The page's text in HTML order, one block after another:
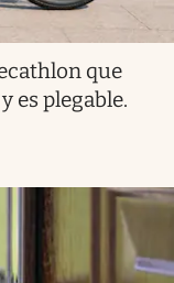
que
es plegable.